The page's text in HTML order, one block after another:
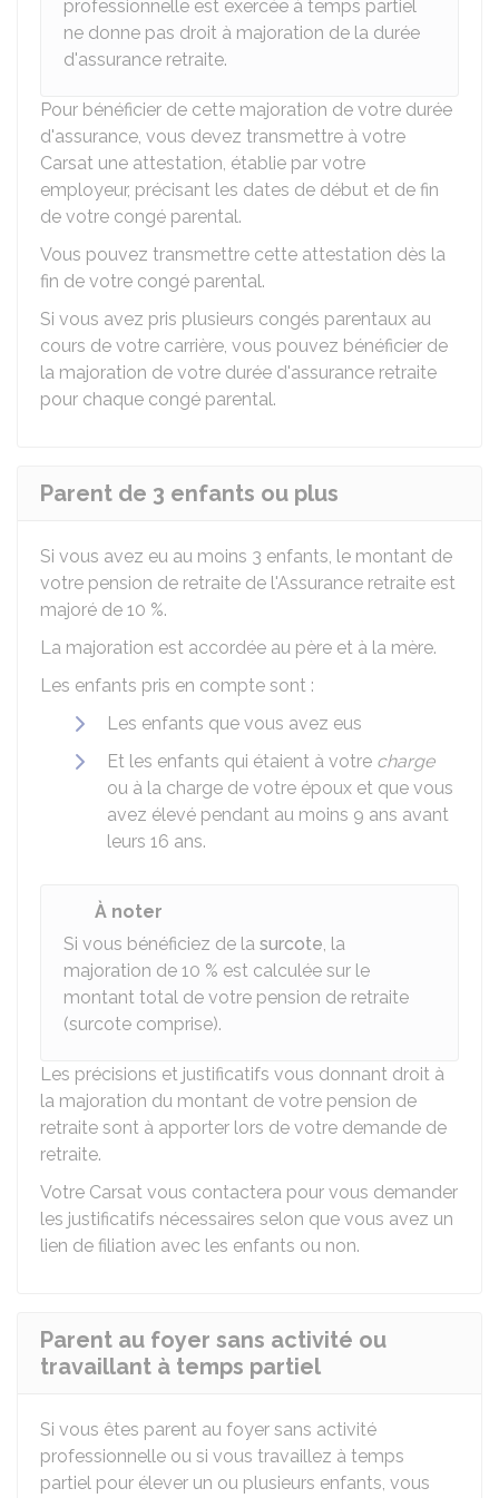
professionnelle est exercée à temps partiel
ne donne pas droit à majoration de la durée
d'assurance retraite.
Pour bénéficier de cette majoration de votre durée
d'assurance, vous devez transmettre à votre
Carsat une attestation, établie par votre
employeur, précisant les dates de début et de fin
de votre congé parental.
Vous pouvez transmettre cette attestation dès la
fin de votre congé parental.
Si vous avez pris plusieurs congés parentaux au
cours de votre carrière, vous pouvez bénéficier de
la majoration de votre durée d'assurance retraite
pour chaque congé parental.
Parent de 3 enfants ou plus
Si vous avez eu au moins 3 enfants, le montant de
votre pension de retraite de l'Assurance retraite est
majoré de 10 %.
La majoration est accordée au père et à la mère.
Les enfants pris en compte sont :
Les enfants que vous avez eus
Et les enfants qui étaient à votre charge
ou à la charge de votre époux et que vous
avez élevé pendant au moins 9 ans avant
leurs 16 ans.
À noter
Si vous bénéficiez de la surcote, la
majoration de 10 % est calculée sur le
montant total de votre pension de retraite
(surcote comprise).
Les précisions et justificatifs vous donnant droit à
la majoration du montant de votre pension de
retraite sont à apporter lors de votre demande de
retraite.
Votre Carsat vous contactera pour vous demander
les justificatifs nécessaires selon que vous avez un
lien de filiation avec les enfants ou non.
Parent au foyer sans activité ou
travaillant à temps partiel
Si vous êtes parent au foyer sans activité
professionnelle ou si vous travaillez à temps
partiel pour élever un ou plusieurs enfants, vous